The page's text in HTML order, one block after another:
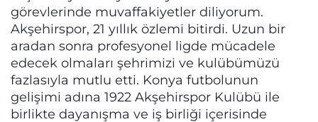
görevlerinde muvaffakiyetler diliyorum.
Akşehirspor, 21 yıllık özlemi bitirdi. Uzun bir
aradan sonra profesyonel ligde mücadele
edecek olmaları şehrimizi ve kulübümüzü
fazlasıyla mutlu etti. Konya futbolunun
gelişimi adına 1922 Akşehirspor Kulübü ile
birlikte dayanışma ve iş birliği içerisinde